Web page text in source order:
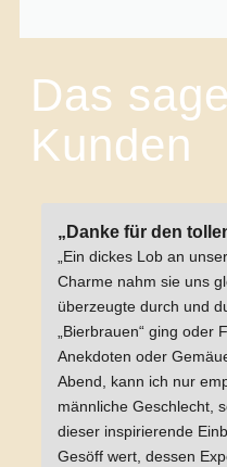
Das
Kunden
„Danke für den
„Ein dickes Lob an
Charme nahm sie uns
überzeugte durch und
„Bierbrauen“ ging oder
Anekdoten oder
Abend, kann ich nur
männliche Geschlecht,
dieser inspirierende
Gesöff wert, dessen